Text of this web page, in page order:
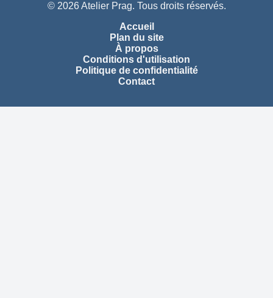
© 2026 Atelier Prag. Tous droits réservés.
Accueil
Plan du site
À propos
Conditions d'utilisation
Politique de confidentialité
Contact